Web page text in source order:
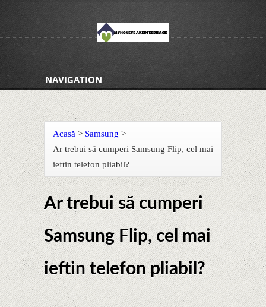
NAVIGATION
Acasă > Samsung >
Ar trebui să cumperi Samsung Flip, cel mai
ieftin telefon pliabil?
Ar trebui să cumperi
Samsung Flip, cel mai
ieftin telefon pliabil?